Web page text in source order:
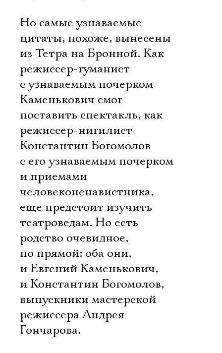
Но самые узнаваемые
цитаты, похоже, вынесены
из Тетра на Бронной. Как
режиссер-гуманист
с узнаваемым почерком
Каменькович смог
поставить спектакль, как
режиссер-нигилист
Константин Богомолов
с его узнаваемым почерком
и приемами
человеконенавистника,
еще предстоит изучить
театроведам. Но есть
родство очевидное,
по прямой: оба они,
и Евгений Каменькович,
и Константин Богомолов,
выпускники мастерской
режиссера Андрея
Гончарова.